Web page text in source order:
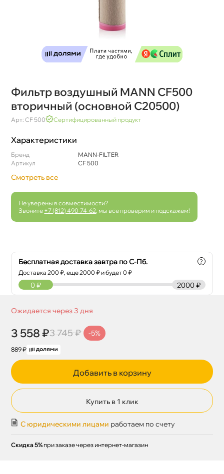
Фильтр воздушный MANN CF500
торичный (основной C20500)
Арт: CF 500 Сертифицированный продукт
Характеристики
Бренд
MANN-FILTER
Артикул
CF 500
Смотреть все
Не уверены в совместимости?
Звоните +7 (812) 490-74-62 , мы все проверим и подскажем!
Бесплатная доставка завтра по С-Пб.
Доставка200 ₽, еще2000 ₽ и будет 0 ₽
?
2000 ₽
0 ₽
Ожидается через 3 дня
3 558 ₽3 745 ₽ -5%
889 ₽
Добавить в корзину
Купить в 1 клик
С юридическими лицами работаем по счету
Скидка 5% при заказе через интернет-магазин